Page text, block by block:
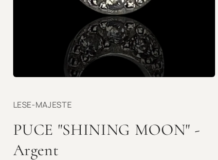
1
dans
fenêtre
modale
LESE-MAJESTE
PUCE "SHINING MOON" -
Argent